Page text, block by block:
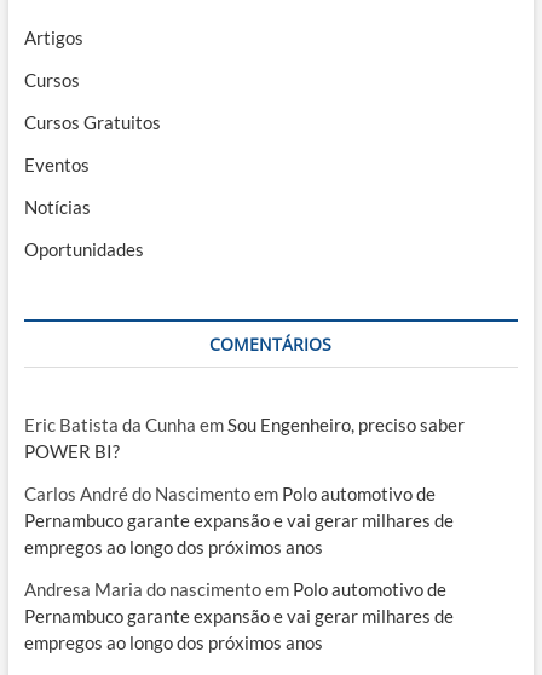
Artigos
Cursos
Cursos Gratuitos
Eventos
Notícias
Oportunidades
COMENTÁRIOS
Eric Batista da Cunha emSou Engenheiro, preciso saber
POWER BI?
Carlos André do Nascimentoem Polo automotivo de
Pernambuco garante expansão e vai gerar milhares de
empregos ao longo dos próximos anos
Andresa Maria do nascimentoem Polo automotivo de
Pernambuco garante expansão e vai gerar milhares de
empregos ao longo dos próximos anos